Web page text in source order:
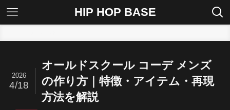
HIP HOP BASE
オールドスクール コーデ メンズ
の作り方｜特徴・アイテム・再現
方法を解説
2026
4/18